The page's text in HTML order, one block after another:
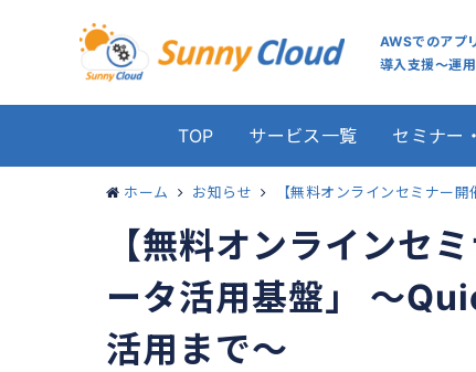
AWSでのアプ
導入支援～運
TOP サービス一覧 セミナー
ホーム お知らせ 【無料オンラインセミナー
【無料オンラインセ
ータ活用基盤」 ～
活用まで～